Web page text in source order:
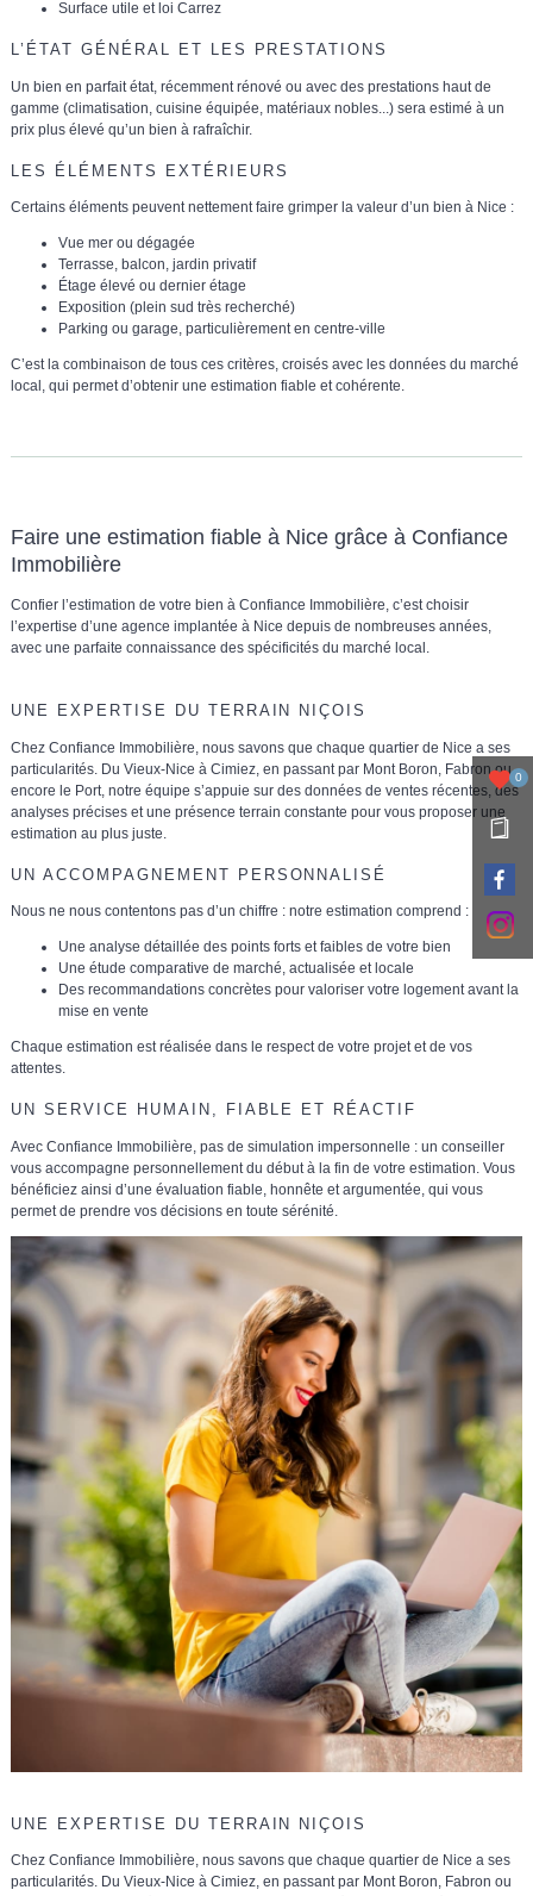
0
Surface utile et loi Carrez
L’ÉTAT GÉNÉRAL ET LES PRESTATIONS
Un bien en parfait état, récemment rénové ou avec des prestations haut de
gamme (climatisation, cuisine équipée, matériaux nobles...)sera estimé à un
prix plus élevé qu’un bien à rafraîchir.
LES ÉLÉMENTS EXTÉRIEURS
Certains éléments peuvent nettement faire grimper la valeur d’un bien à Nice :
Vue mer ou dégagée
Terrasse, balcon, jardin privatif
Étage élevé ou dernier étage
Exposition (plein sud très recherché)
Parking ou garage, particulièrement en centre-ville
C’est la combinaison de tous ces critères, croisés avec les données du marché
local, qui permet d’obtenir une estimation fiable et cohérente.
Faire une estimation fiable à Nice grâce à Confiance
Immobilière
Confier l’estimation de votre bien à Confiance Immobilière, c’est choisir
l’expertise d’une agence implantée à Nice depuis de nombreuses années,
avec une parfaite connaissance des spécificités du marché local.
UNE EXPERTISE DU TERRAIN NIÇOIS
Chez Confiance Immobilière, nous savons que chaque quartier de Nice a ses
particularités. Du Vieux-Nice à Cimiez, en passant par Mont Boron, Fabron ou
encore le Port, notre équipe s’appuie sur des données de ventes récentes, des
analyses précises et une présence terrain constante pour vous proposer une
estimation au plus juste.
UN ACCOMPAGNEMENT PERSONNALISÉ
Nous ne nous contentons pas d’un chiffre : notre estimation comprend :
Une analyse détaillée des points forts et faiblesde votre bien
Une étude comparative de marché, actualisée et locale
Des recommandations concrètespour valoriser votre logement avant la
mise en vente
Chaque estimation est réalisée dans le respect de votre projet et de vos
attentes.
UN SERVICE HUMAIN, FIABLE ET RÉACTIF
Avec Confiance Immobilière, pas de simulation impersonnelle : un conseiller
vous accompagne personnellementdu début à la fin de votre estimation. Vous
bénéficiez ainsi d’une évaluation fiable, honnête et argumentée , qui vous
permet de prendre vos décisions en toute sérénité.
UNE EXPERTISE DU TERRAIN NIÇOIS
Chez Confiance Immobilière, nous savons que chaque quartier de Nice a ses
particularités. Du Vieux-Nice à Cimiez, en passant par Mont Boron, Fabron ou